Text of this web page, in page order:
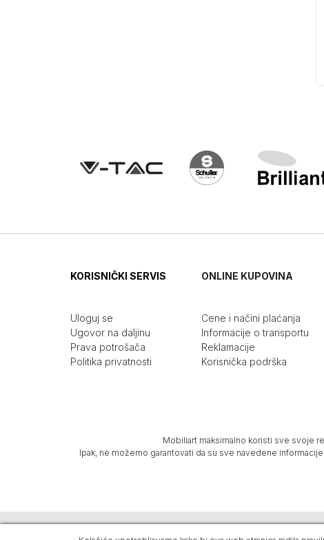
KORISNIČKI SERVIS
Uloguj se
Ugovor na daljinu
Prava potrošača
Politika privatnosti
ONLINE KUPOVINA
Cene i načini plaćanja
Informacije o transportu
Reklamacije
Korisnička podrška
Mobiliart maksimalno koristi sve svoje
Ipak, ne možemo garantovati da su sve navedene